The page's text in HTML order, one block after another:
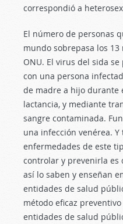
correspondió a
El número de personas
mundo sobrepasa los
ONU. El virus del sida
con una persona
de madre a hijo durante
lactancia, y mediante
sangre contaminada.
una infección venérea.
enfermedades de este
controlar y prevenirla es
así lo saben y enseñan
entidades de salud
método eficaz
entidades de salud